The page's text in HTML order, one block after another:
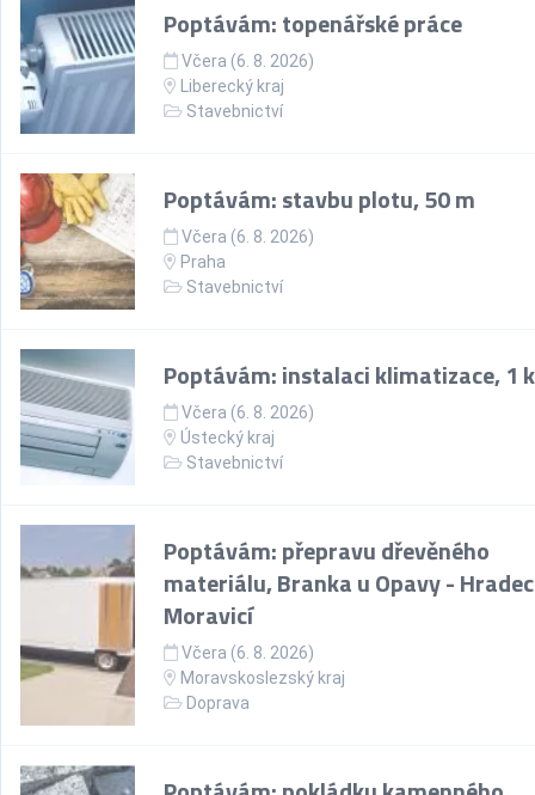
Poptávám: topenářské práce
Včera (6. 8. 2026)
Liberecký kraj
Stavebnictví
Poptávám: stavbu plotu, 50 m
Včera (6. 8. 2026)
Praha
Stavebnictví
Poptávám: instalaci klimatizace, 1
Včera (6. 8. 2026)
Ústecký kraj
Stavebnictví
Poptávám: přepravu dřevěného
materiálu, Branka u Opavy -
Moravicí
Včera (6. 8. 2026)
Moravskoslezský kraj
Doprava